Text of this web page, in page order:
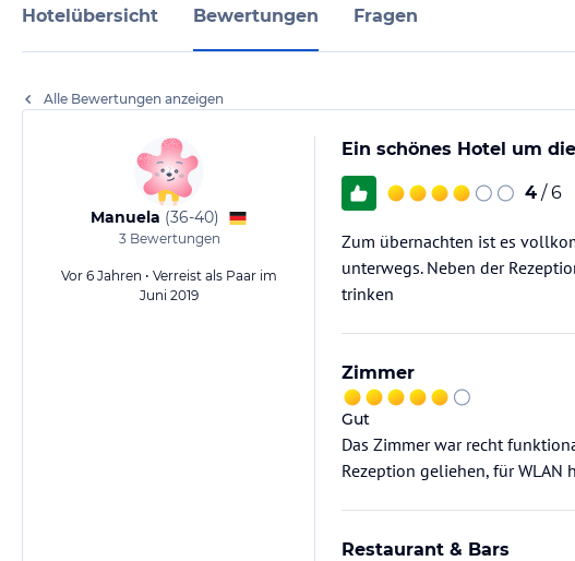
Hotelübersicht Bewertungen Fragen
Alle Bewertungen anzeigen
Manuela (36-40)
3Bewertungen
Vor 6 Jahren • Verreist als Paar im
Juni 2019
Ein schönes Hotel um
4 / 6
Zum übernachten ist es
unterwegs. Neben der
trinken
Zimmer
Gut
Das Zimmer war recht
Rezeption geliehen, für WLAN
Restaurant & Bars